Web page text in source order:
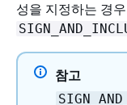
성을 지정하는 경
참고